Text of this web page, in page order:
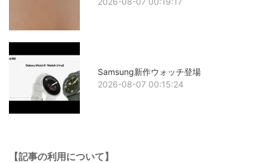
Samsung新作ウォッチ登場
2026-08-07 00:15:24
【記事の利用について】